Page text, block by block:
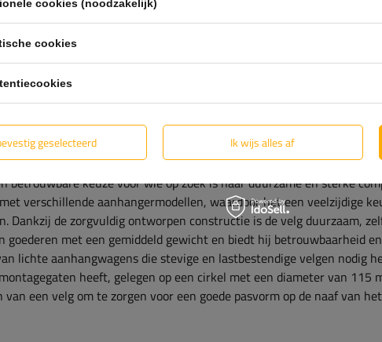
4Jx13"H2 4x115 ET:0
oplossing voor lichte aanhangwagens, zoals vrachtaanhangers,
Met een breedte van 4 inch en een diameter van 13 inch,
de velg voor een stabiel en veilig gebruik van de trailer. Dankzij de
450 kgis deze velg perfect voor dagelijks gebruik waarbij
betrouwbare keuze voor wie op zoek is naar duurzame en sterke
verschillende aanhangermodellen, waardoor het een veelzijdige
Dankzij de zorgvuldig ontworpen constructie is de velg duurzaam,
met een gemiddeld gewicht en biedt hij betrouwbaarheid
lichte aanhangwagens die stevige en lastbestendige velgen nodig
heeft, gelegen op een cirkel met een diameter van 115
een velg om te zorgen voor een goede pasvorm op de naaf van
cookies (noodzakelijk)
cookies
geselecteerd Ik wijs alles af